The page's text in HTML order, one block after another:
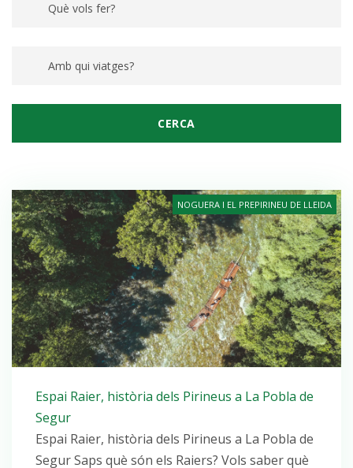
NOGUERA I EL PREPIRINEU DE LLEIDA
Espai Raier, història dels Pirineus a La Pobla de
Segur
Espai Raier, història dels Pirineus a La Pobla de
Segur Saps què són els Raiers? Vols saber què